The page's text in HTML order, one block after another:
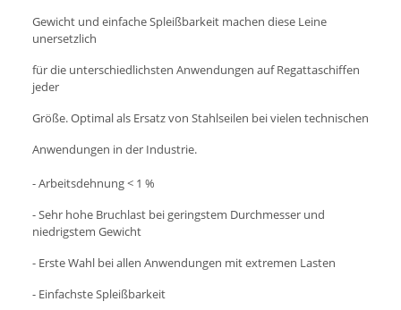
Gewicht und einfache Spleißbarkeit machen diese Leine
unersetzlich
für die unterschiedlichsten Anwendungen auf Regattaschiffen
jeder
Größe. Optimal als Ersatz von Stahlseilen bei vielen technischen
Anwendungen in der Industrie.
- Arbeitsdehnung < 1 %
- Sehr hohe Bruchlast bei geringstem Durchmesser und
niedrigstem Gewicht
- Erste Wahl bei allen Anwendungen mit extremen Lasten
- Einfachste Spleißbarkeit